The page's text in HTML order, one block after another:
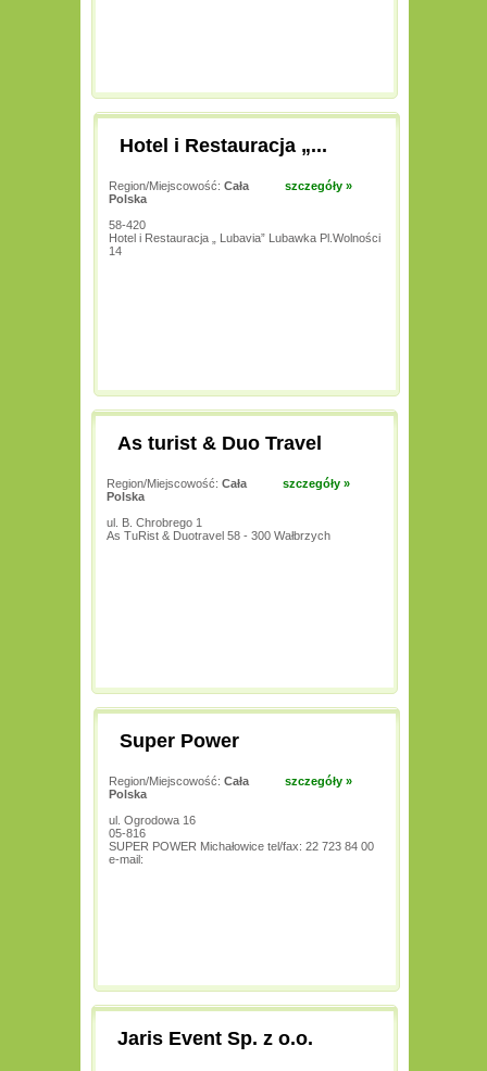
Hotel i Restauracja „...
szczegóły »
Region/Miejscowość: Cała
Polska
58-420
Hotel i Restauracja „ Lubavia” Lubawka Pl.Wolności
14
As turist & Duo Travel
szczegóły »
Region/Miejscowość: Cała
Polska
ul. B. Chrobrego 1
As TuRist & Duotravel 58 - 300 Wałbrzych
Super Power
szczegóły »
Region/Miejscowość: Cała
Polska
ul. Ogrodowa 16
05-816
SUPER POWER Michałowice tel/fax: 22 723 84 00
e-mail:
Jaris Event Sp. z o.o.